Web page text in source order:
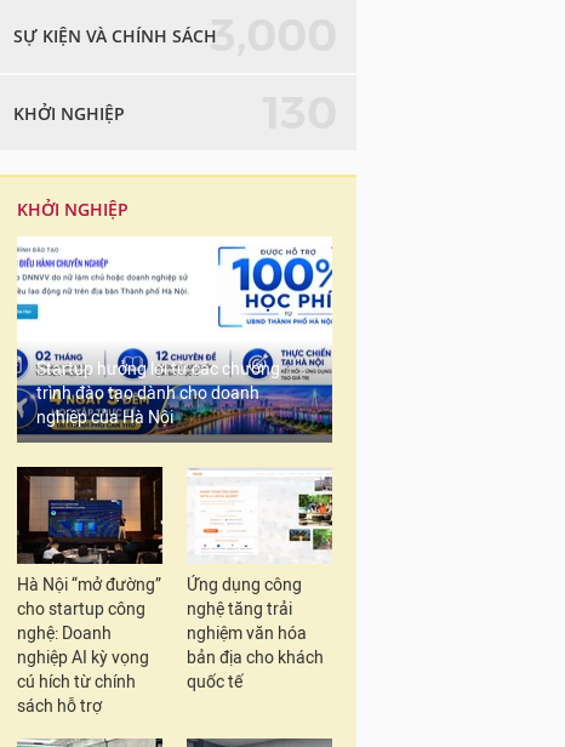
SỰ KIỆN VÀ CHÍNH SÁCH3,000
KHỞI NGHIỆP
KHỞI NGHIỆP
Startup hưởng lợi từ các chương
trình đào tạo dành cho doanh
nghiệp của Hà Nội
Hà Nội “mở đường”
cho startup công
nghệ: Doanh
nghiệp AI kỳ vọng
cú hích từ chính
sách hỗ trợ
Ứng dụng công
nghệ tăng trải
nghiệm văn hóa
bản địa cho khách
quốc tế